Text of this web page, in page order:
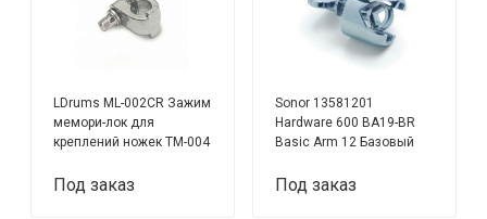
LDrums ML-002CR Зажим
мемори-лок для
креплений ножек TM-004
Под заказ
Sonor 13581201
Hardware 600 BA19-BR
Basic Arm 12 Базовый
Под заказ